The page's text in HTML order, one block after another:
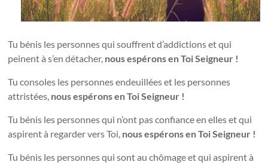
Tu bénis les personnes qui souffrent d’addictions et qui
peinentà s’en détacher, nous espérons en Toi Seigneur !
Tu consoles les personnes endeuillées et les personnes
attristées, nous espérons en Toi Seigneur !
Tu bénis les personnes qui n’ont pas confiance en elles et qui
aspirent à regarder vers Toi, nous espérons en Toi Seigneur !
Tu bénis les personnes qui sont au chômage et qui aspirent à